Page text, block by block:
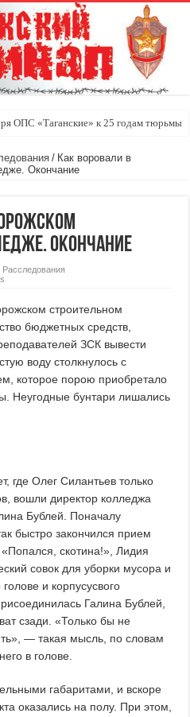
ОПС «Таганские» к 25 годам тюрьмы
городской транспорт
/ Как воровали в
Окончание
Окончание
строительном
бюджетных средств,
ЗСК вывести
воду столкнулось с
которое порою приобретало
Неугодные бунтари лишались
где Олег Силантьев только
вошли директор колледжа
Бублей. Поначалу
быстро закончился прием
скотина!», Лидия
совок для уборки мусора и
и корпусусвого
Галина Бублей,
сзади. «Только бы не
— такая мысль, по словам
в голове.
габаритами, и вскоре
оказались на полу. При этом,